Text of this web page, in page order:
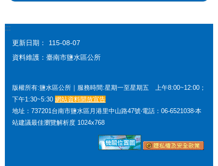
:::
更新日期：
115-08-07
資料維護：臺南市鹽水區公所
版權所有:鹽水區公所｜服務時間:星期一至星期五 上午8:00~12:00；
下午1:30~5:30 網站資料開放宣告
地址：737201台南市鹽水區月港里中山路47號‧電話：06-6521038‧本
站建議最佳瀏覽解析度 1024x768